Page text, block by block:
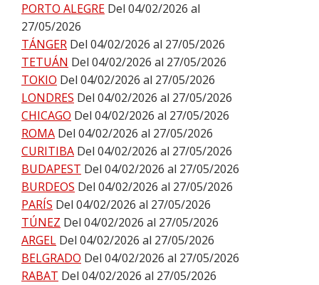
PORTO ALEGRE Del 04/02/2026 al
27/05/2026
TÁNGER Del 04/02/2026 al 27/05/2026
TETUÁN Del 04/02/2026 al 27/05/2026
TOKIO Del 04/02/2026 al 27/05/2026
LONDRES Del 04/02/2026 al 27/05/2026
CHICAGO Del 04/02/2026 al 27/05/2026
ROMA Del 04/02/2026 al 27/05/2026
CURITIBA Del 04/02/2026 al 27/05/2026
BUDAPEST Del 04/02/2026 al 27/05/2026
BURDEOS Del 04/02/2026 al 27/05/2026
PARÍS Del 04/02/2026 al 27/05/2026
TÚNEZ Del 04/02/2026 al 27/05/2026
ARGEL Del 04/02/2026 al 27/05/2026
BELGRADO Del 04/02/2026 al 27/05/2026
RABAT Del 04/02/2026 al 27/05/2026